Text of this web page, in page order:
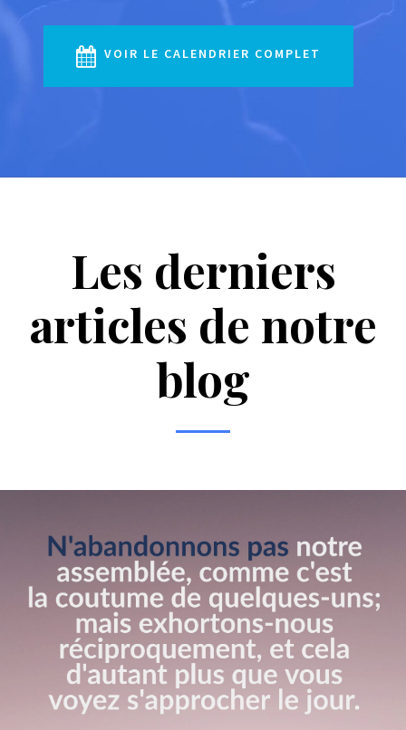
VOIR LE CALENDRIER COMPLET
Les derniers
articles de notre
blog